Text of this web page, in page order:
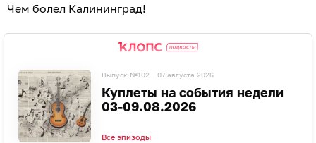
Чем болел Калининград!
Выпуск №102 07 августа 2026
Куплеты на события недели
03-09.08.2026
Все эпизоды